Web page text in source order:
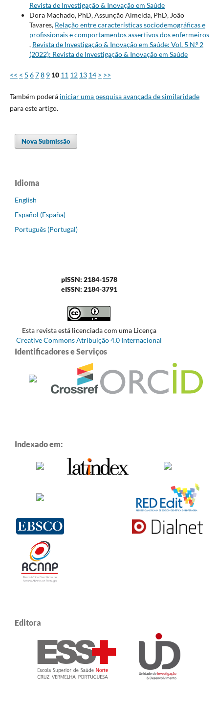
Revista de Investigação & Inovação em Saúde
Dora Machado, PhD, Assunção Almeida, PhD, João
Tavares, Relação entre características sociodemográficas e
profissionais e comportamentos assertivos dos enfermeiros
, Revista de Investigação & Inovação em Saúde: Vol. 5 N.º 2
(2022): Revista de Investigação & Inovação em Saúde
<< < 5 678 9 10 11 12 13 14 > >>
Também poderá iniciar uma pesquisa avançada de similaridade
para este artigo.
Nova Submissão
Idioma
English
Español (España)
Português (Portugal)
pISSN: 2184-1578
eISSN: 2184-3791
Esta revista está licenciada com uma Licença
Creative Commons Atribuição 4.0 Internacional
Identificadores e Serviços
Indexado em:
Editora